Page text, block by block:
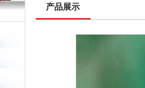
产品展示